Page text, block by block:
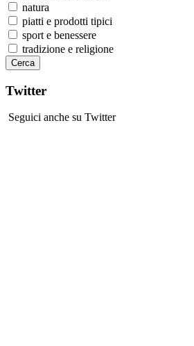
natura
piatti e prodotti tipici
sport e benessere
tradizione e religione
Twitter
Seguici anche su Twitter